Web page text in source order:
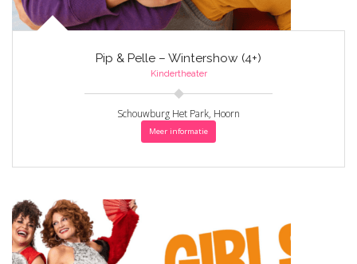
Pip & Pelle – Wintershow (4+)
Kindertheater
Schouwburg Het Park, Hoorn
Meer informatie